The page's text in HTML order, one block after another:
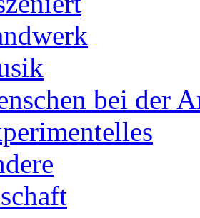
bei der